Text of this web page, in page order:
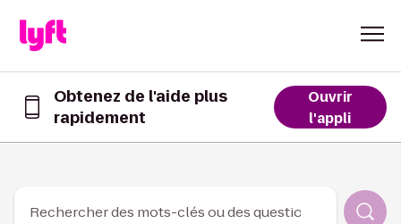
Obtenez de l'aide plus
rapidement
Obtenez
dans
Ouvrir
l'appli
Rechercher des mots-clés ou des questions